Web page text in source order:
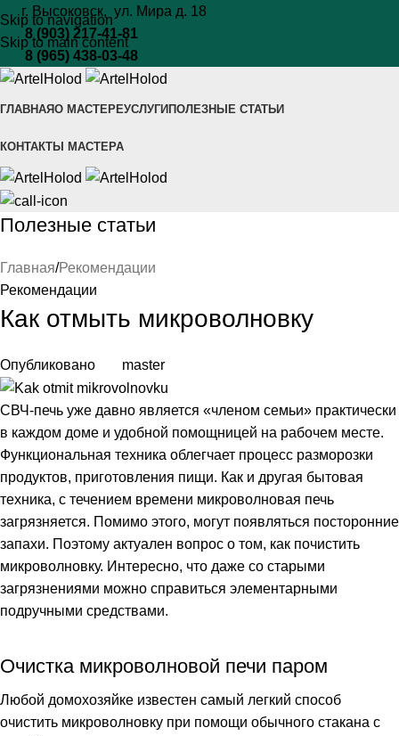
Skip to navigation
Skip to main content
г. Высоковск, ул. Мира д. 18
8 (903) 217-41-81
8 (965) 438-03-48
ГЛАВНАЯО МАСТЕРЕУСЛУГИ ПОЛЕЗНЫЕ СТАТЬИ
КОНТАКТЫ МАСТЕРА
Полезные статьи
Главная Рекомендации
Рекомендации
Как отмыть микроволновку
Опубликовано master
СВЧ-печь уже давно является «членом семьи» практически
в каждом доме и удобной помощницей на рабочем месте.
Функциональная техника облегчает процесс разморозки
продуктов, приготовления пищи. Как и другая бытовая
техника, с течением времени микроволновая печь
загрязняется. Помимо этого, могут появляться посторонние
запахи. Поэтому актуален вопрос о том, как почистить
микроволновку. Интересно, что даже со старыми
загрязнениями можно справиться элементарными
подручными средствами.
Очистка микроволновой печи паром
Любой домохозяйке известен самый легкий способ
очистить микроволновку при помощи обычного стакана с